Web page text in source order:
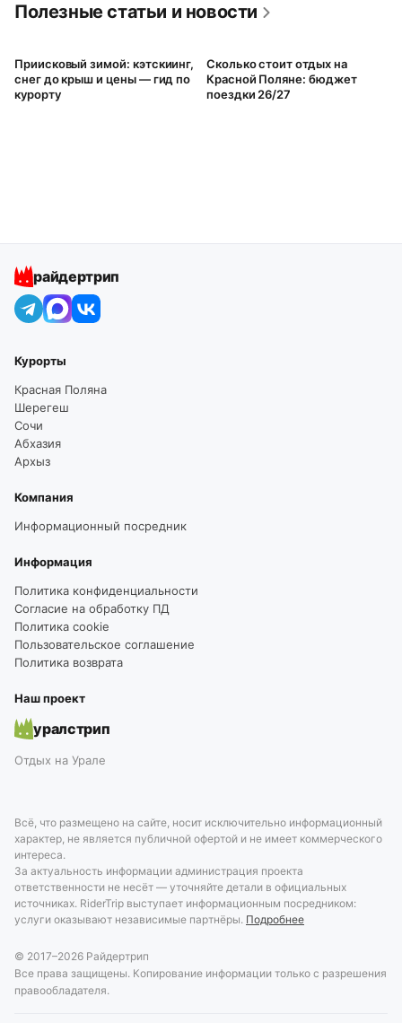
Полезные статьи и новости
Приисковый зимой: кэтскиинг,
снег до крыш и цены — гид по
курорту
Сколько стоит отдых на
Красной Поляне: бюджет
поездки 26/27
райдертрип
Курорты
Красная Поляна
Шерегеш
Сочи
Абхазия
Архыз
Компания
Информационный посредник
Информация
Политика конфиденциальности
Согласие на обработку ПД
Политика cookie
Пользовательское соглашение
Политика возврата
Наш проект
уралстрип
Отдых на Урале
Всё, что размещено на сайте, носит исключительно информационный
характер, не является публичной офертой и не имеет коммерческого
интереса.
За актуальность информации администрация проекта
ответственности не несёт — уточняйте детали в официальных
источниках. RiderTrip выступает информационным посредником:
услуги оказывают независимые партнёры. Подробнее
© 2017–2026 Райдертрип
Все права защищены. Копирование информации только с разрешения
правообладателя.